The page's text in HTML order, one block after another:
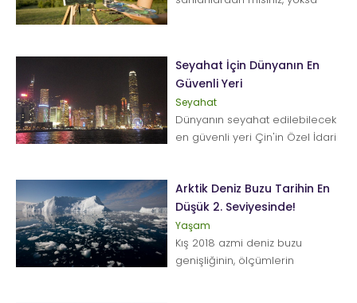
Seyahat İçin Dünyanın En
Güvenli Yeri
Seyahat
Dünyanın seyahat edilebilecek
en güvenli yeri Çin'in Özel İdari
Arktik Deniz Buzu Tarihin En
Düşük 2. Seviyesinde!
Yaşam
Kış 2018 azmi deniz buzu
genişliğinin, ölçümlerin